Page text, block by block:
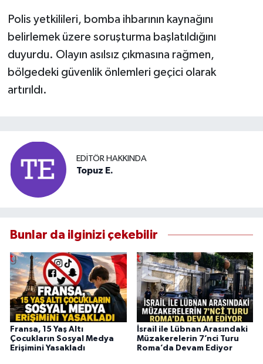
Polis yetkilileri, bomba ihbarının kaynağını
belirlemek üzere soruşturma başlatıldığını
duyurdu. Olayın asılsız çıkmasına rağmen,
bölgedeki güvenlik önlemleri geçici olarak
artırıldı.
EDITÖR HAKKINDA
Topuz E.
Bunlar da ilginizi çekebilir
Fransa, 15 Yaş Altı
Çocukların Sosyal Medya
Erişimini Yasakladı
İsrail ile Lübnan Arasındaki
Müzakerelerin 7’nci Turu
Roma’da Devam Ediyor